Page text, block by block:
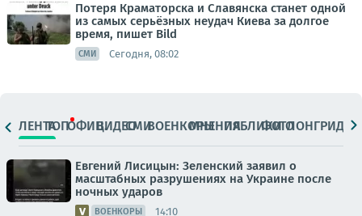
Потеря Краматорска и Славянска станет одной
из самых серьёзных неудач Киева за долгое
время, пишет Bild
СМИ Сегодня, 08:02
ЛЕНТАТОПОФИЦ.ВИДЕОСМИВОЕНКОРЫМНЕНИЯПАБЛИКИ
ФОТОЛОНГРИДЫ
Евгений Лисицын: Зеленский заявил о
масштабных разрушениях на Украине после
ночных ударов
ВОЕНКОРЫ 14:10